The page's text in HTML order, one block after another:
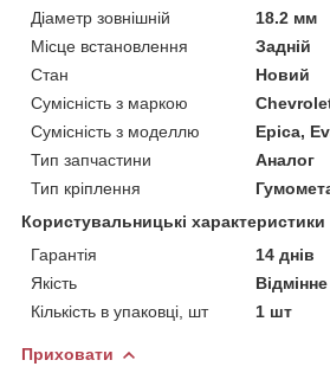
Діаметр зовнішній
18.2 мм
Місце встановлення
Задній
Стан
Новий
Сумісність з маркою
Сумісність з моделлю
Epica,
Тип запчастини
Аналог
Тип кріплення
Користувальницькі характеристики
Гарантія
14 днів
Якість
Відмінне
Кількість в упаковці, шт
1 шт
Приховати